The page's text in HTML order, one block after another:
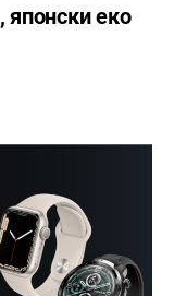
японски еко